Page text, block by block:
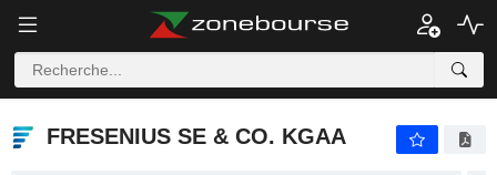
FRESENIUS SE & CO. KGAA
FRESENIUS SE & CO. KGAA